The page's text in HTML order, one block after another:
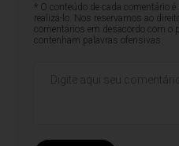
* O conteúdo de cada comentário
realizá-lo. Nos reservamos ao
comentários em desacordo com o
contenham palavras ofensivas.